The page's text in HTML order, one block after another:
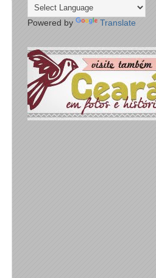
Powered by Translate